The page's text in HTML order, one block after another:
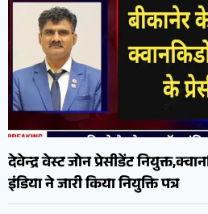
देवेन्द्र वेस्ट जोन प्रेसीडेंट
इंडिया ने जारी किया नियुक्ति पत्र